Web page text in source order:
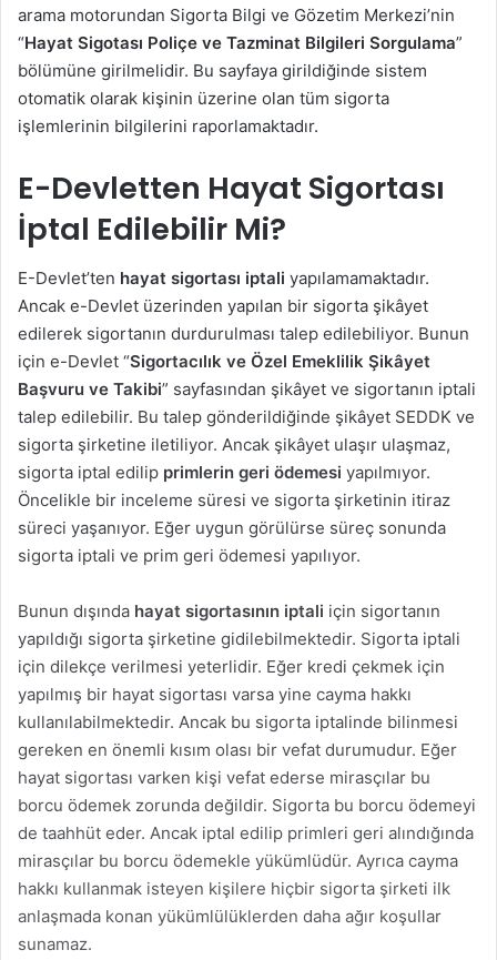
arama motorundan Sigorta Bilgi ve Gözetim Merkezi’nin
“Hayat Sigotası Poliçe ve Tazminat Bilgileri Sorgulama”
bölümüne girilmelidir. Bu sayfaya girildiğinde sistem
otomatik olarak kişinin üzerine olan tüm sigorta
işlemlerinin bilgilerini raporlamaktadır.
E-Devletten Hayat Sigortası
İptal Edilebilir Mi?
E-Devlet’ten hayat sigortası iptali yapılamamaktadır.
Ancak e-Devlet üzerinden yapılan bir sigorta şikâyet
edilerek sigortanın durdurulması talep edilebiliyor. Bunun
için e-Devlet “Sigortacılık ve Özel Emeklilik Şikâyet
Başvuru ve Takibi” sayfasından şikâyet ve sigortanın iptali
talep edilebilir. Bu talep gönderildiğinde şikâyet SEDDK ve
sigorta şirketine iletiliyor. Ancak şikâyet ulaşır ulaşmaz,
sigorta iptal edilip primlerin geri ödemesi yapılmıyor.
Öncelikle bir inceleme süresi ve sigorta şirketinin itiraz
süreci yaşanıyor. Eğer uygun görülürse süreç sonunda
sigorta iptali ve prim geri ödemesi yapılıyor.
Bunun dışında hayat sigortasının iptali için sigortanın
yapıldığı sigorta şirketine gidilebilmektedir. Sigorta iptali
için dilekçe verilmesi yeterlidir. Eğer kredi çekmek için
yapılmış bir hayat sigortası varsa yine cayma hakkı
kullanılabilmektedir. Ancak bu sigorta iptalinde bilinmesi
gereken en önemli kısım olası bir vefat durumudur. Eğer
hayat sigortası varken kişi vefat ederse mirasçılar bu
borcu ödemek zorunda değildir. Sigorta bu borcu ödemeyi
de taahhüt eder. Ancak iptal edilip primleri geri alındığında
mirasçılar bu borcu ödemekle yükümlüdür. Ayrıca cayma
hakkı kullanmak isteyen kişilere hiçbir sigorta şirketi ilk
anlaşmada konan yükümlülüklerden daha ağır koşullar
sunamaz.